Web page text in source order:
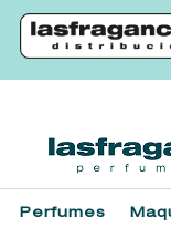
Perfumes